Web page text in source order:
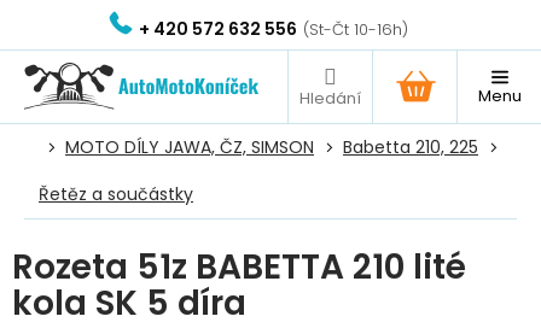
obsah
+ 420 572 632 556
NÁKUPNÍ
KOŠÍK
MOTO DÍLY JAWA, ČZ, SIMSON
Babetta 210, 225
Řetěz a součástky
Rozeta 51z BABETTA 210 lité
kola SK 5 díra